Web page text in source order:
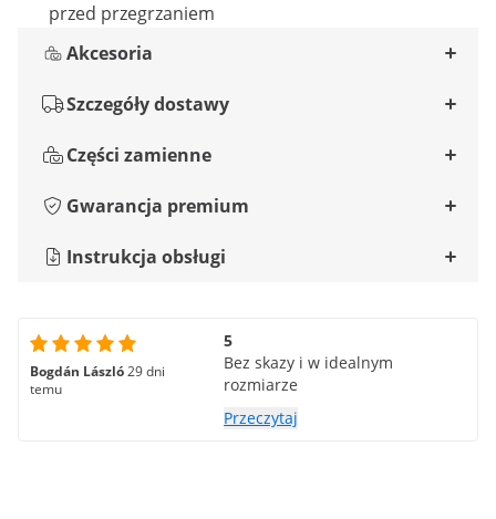
przed przegrzaniem
Akcesoria
Szczegóły dostawy
Części zamienne
Gwarancja premium
Instrukcja obsługi
Bogdán László29 dni
temu
5
Bez skazy i w idealnym
rozmiarze
Przeczytaj